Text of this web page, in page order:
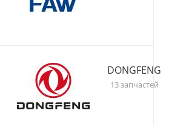
DONGFENG
13 запчастей